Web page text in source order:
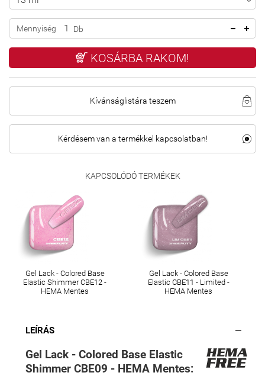
Mennyiség Db
KOSÁRBA RAKOM!
Kívánságlistára teszem
Kérdésem van a termékkel kapcsolatban!
KAPCSOLÓDÓ TERMÉKEK
Gel Lack - Colored Base
Elastic Shimmer CBE12 -
HEMA Mentes
Gel Lack - Colored Base
Elastic CBE11 - Limited -
HEMA Mentes
LEÍRÁS
Gel Lack - Colored Base Elastic
Shimmer CBE09 - HEMA Mentes: